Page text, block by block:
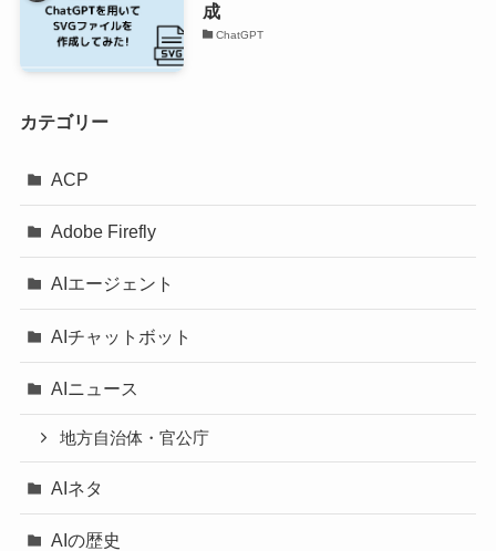
成
ChatGPT
カテゴリー
ACP
Adobe Firefly
AIエージェント
AIチャットボット
AIニュース
地方自治体・官公庁
AIネタ
AIの歴史